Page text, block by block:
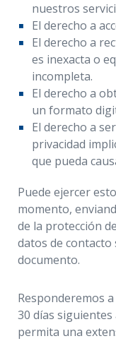
nuestros
El derecho a
El derecho a
es inexacta o
incompleta.
El derecho a
un formato
El derecho a
privacidad
que pueda
Puede ejercer
momento,
de la protección
datos de contacto
documento.
Responderemos
30 días siguientes
permita una